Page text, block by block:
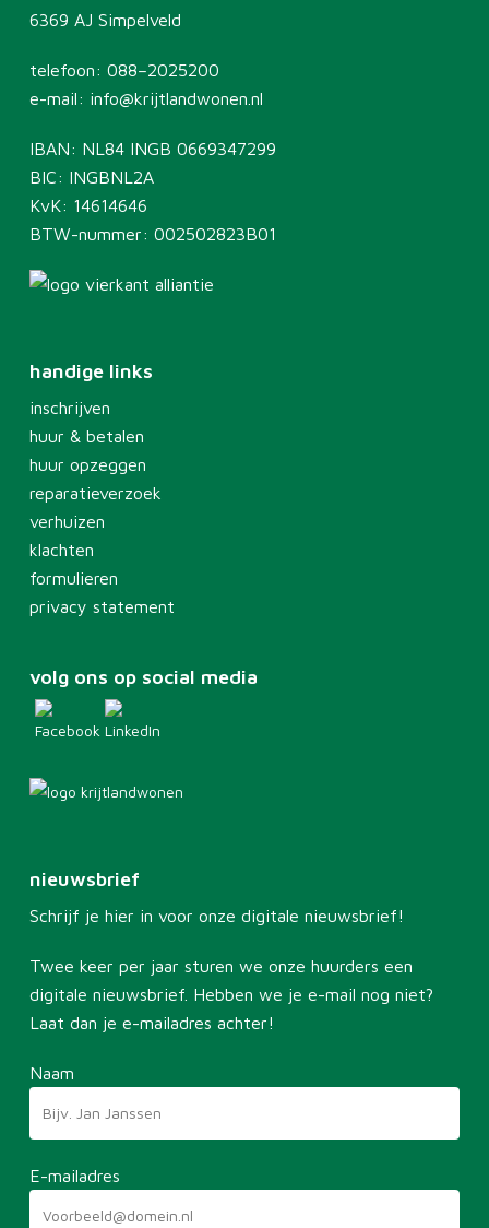
6369 AJ Simpelveld
telefoon: 088–2025200
e-mail: info@krijtlandwonen.nl
IBAN: NL84 INGB 0669347299
BIC: INGBNL2A
KvK: 14614646
BTW-nummer: 002502823B01
handige links
inschrijven
huur & betalen
huur opzeggen
reparatieverzoek
verhuizen
klachten
formulieren
privacy statement
volg ons op social media
nieuwsbrief
Schrijf je hier in voor onze digitale nieuwsbrief!
Twee keer per jaar sturen we onze huurders een
digitale nieuwsbrief. Hebben we je e-mail nog niet?
Laat dan je e-mailadres achter!
Naam
E-mailadres